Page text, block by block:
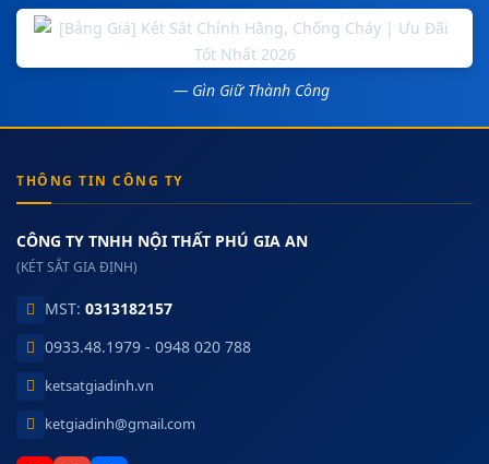
— Gìn Giữ Thành Công
THÔNG TIN CÔNG TY
CÔNG TY TNHH NỘI THẤT PHÚ GIA AN
(KÉT SẮT GIA ĐỊNH)
MST: 0313182157
0933.48.1979 - 0948 020 788
ketsatgiadinh.vn
ketgiadinh@gmail.com